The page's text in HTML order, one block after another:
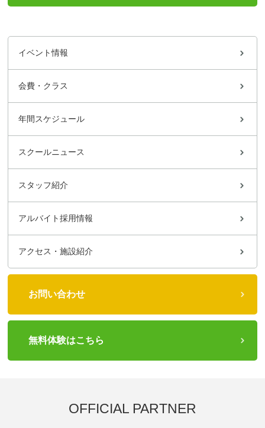
イベント情報
会費・クラス
年間スケジュール
スクールニュース
スタッフ紹介
アルバイト採用情報
アクセス・施設紹介
お問い合わせ
無料体験はこちら
OFFICIAL PARTNER